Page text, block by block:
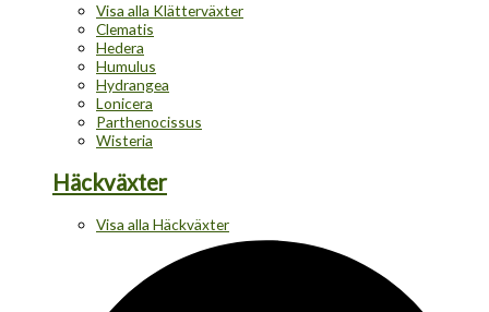
Visa alla Klätterväxter
Clematis
Hedera
Humulus
Hydrangea
Lonicera
Parthenocissus
Wisteria
Häckväxter
Visa alla Häckväxter